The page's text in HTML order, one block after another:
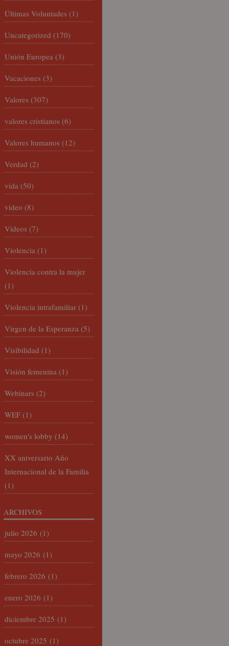
Últimas Voluntades (1)
Uncategorized (170)
Unión Europea (3)
Vacaciones (3)
Valores (307)
valores cristianos (6)
Valores humanos (12)
Verdad (2)
vida (50)
video (8)
Vídeos (7)
Violencia (1)
Violencia contra la mujer
(1)
Violencia intrafamiliar (1)
Virgen de la Esperanza (5)
Visibilidad (1)
Visión femenina (1)
Webinars (2)
WEF (1)
women's lobby (14)
XX aniversario Año
Internacional de la Familia
(1)
ARCHIVOS
julio 2026 (1)
mayo 2026 (1)
febrero 2026 (1)
enero 2026 (1)
diciembre 2025 (1)
octubre 2025 (1)